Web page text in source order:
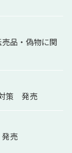
品・偽物に関
対策 発売
売